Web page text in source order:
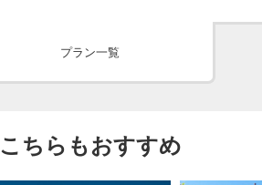
プラン一覧
こちらもおすすめ